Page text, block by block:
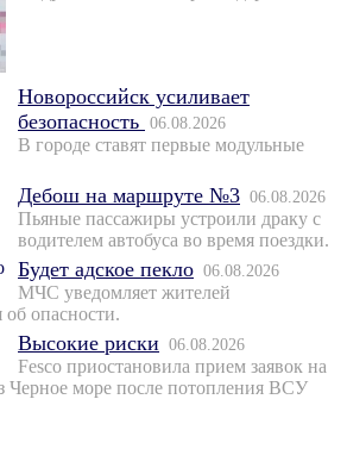
Новороссийск усиливает
безопасность 06.08.2026
В городе ставят первые модульные
Дебош на маршруте №3 06.08.2026
Пьяные пассажиры устроили драку с
водителем автобуса во время поездки.
Будет адское пекло 06.08.2026
МЧС уведомляет жителей
об опасности.
Высокие риски 06.08.2026
Fesco приостановила прием заявок на
Черное море после потопления ВСУ